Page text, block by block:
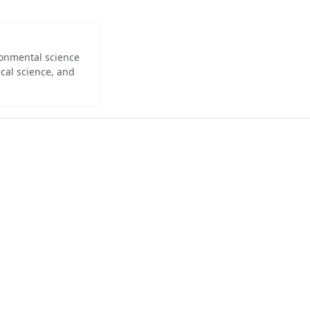
science
science, and